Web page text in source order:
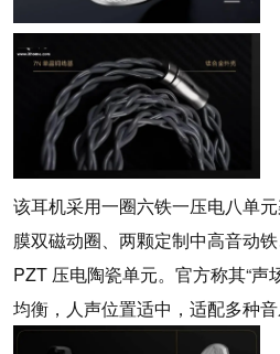
该耳机采用一圈六铁一压电八单
膜双磁动圈、两颗定制中高音动
PZT 压电陶瓷单元。官方称其“
均衡，人声位置适中，适配多种音